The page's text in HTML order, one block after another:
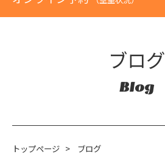
ブログ
Blog
トップページ > ブログ